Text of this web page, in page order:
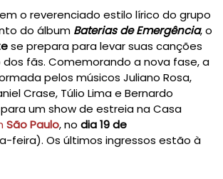
o reverenciado estilo lírico do grupo
do álbum Baterias de Emergência, o
se prepara para levar suas canções
fãs. Comemorando a nova fase, a
pelos músicos Juliano Rosa,
Crase, Túlio Lima e Bernardo
um show de estreia na Casa
São Paulo, no dia 19 de
feira). Os últimos ingressos estão à